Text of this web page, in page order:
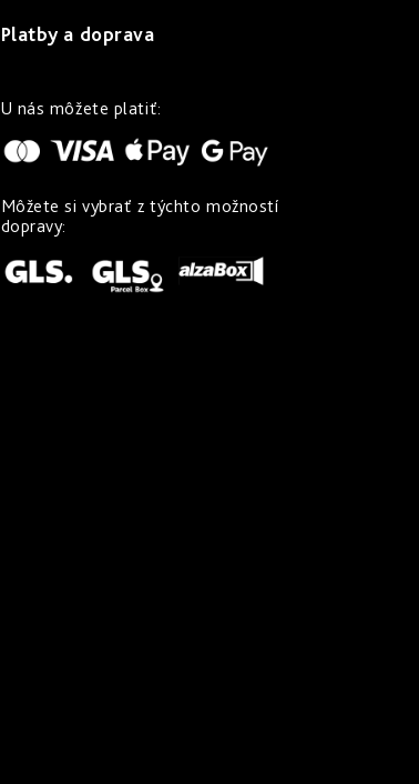
Platby a doprava
U nás môžete platiť:
Môžete si vybrať z týchto možností
dopravy: